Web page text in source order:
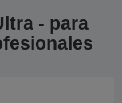
- para